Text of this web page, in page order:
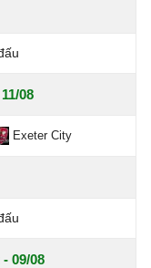
08
Exeter City
09/08